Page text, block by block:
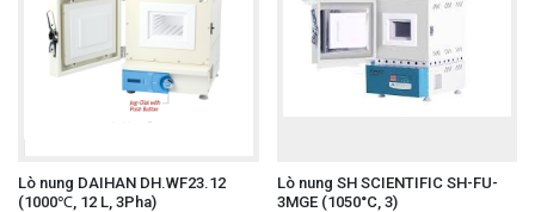
Lò nung DAIHAN DH.WF23.12
(1000℃, 12 L, 3Pha)
Lò nung SH SCIENTIFIC SH-FU-
3MGE (1050°C, 3)